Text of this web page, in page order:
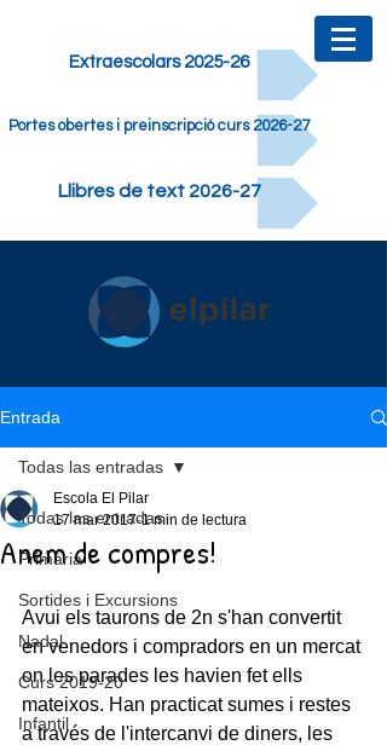
Extraescolars 2025-26
Portes obertes i preinscripció curs 2026-27
Llibres de text 2026-27
Entrada
Todas las entradas
Primària
Sortides i Excursions
Nadal
Curs 2019-20
Infantil
Todas las entradas
Anem de compres!
Escola El Pilar
17 mar 2017 1 min de lectura
Avui els taurons de 2n s'han convertit
en venedors i compradors en un mercat
on les parades les havien fet ells
mateixos. Han practicat sumes i restes
a través de l'intercanvi de diners, les